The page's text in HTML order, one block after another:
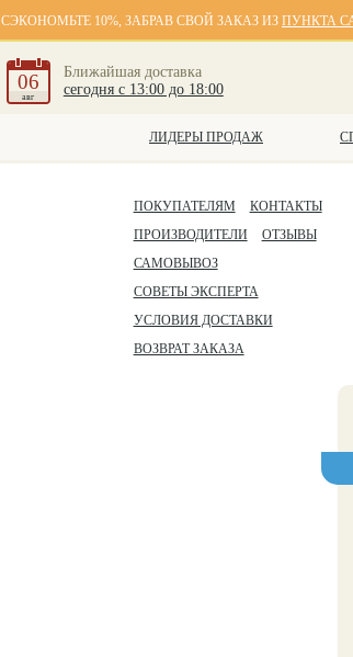
СЭКОНОМЬТЕ 10%, ЗАБРАВ СВОЙ ЗАКАЗ ИЗ ПУНКТА
06
авг
Ближайшая доставка
сегодня с 13:00 до 18:00
ЛИДЕРЫ ПРОДАЖ
ПОКУПАТЕЛЯМ
КОНТАКТЫ
ПРОИЗВОДИТЕЛИ
ОТЗЫВЫ
САМОВЫВОЗ
СОВЕТЫ ЭКСПЕРТА
УСЛОВИЯ ДОСТАВКИ
ВОЗВРАТ ЗАКАЗА